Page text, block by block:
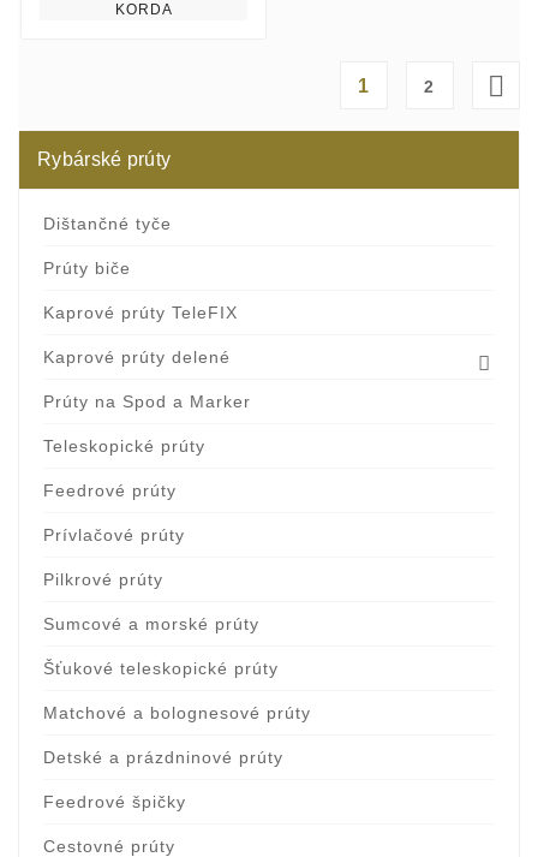
KORDA
1 2 
Rybárské prúty
Dištančné tyče
Prúty biče
Kaprové prúty TeleFIX
Kaprové prúty delené 
Prúty na Spod a Marker
Teleskopické prúty
Feedrové prúty
Prívlačové prúty
Pilkrové prúty
Sumcové a morské prúty
Šťukové teleskopické prúty
Matchové a bolognesové prúty
Detské a prázdninové prúty
Feedrové špičky
Cestovné prúty